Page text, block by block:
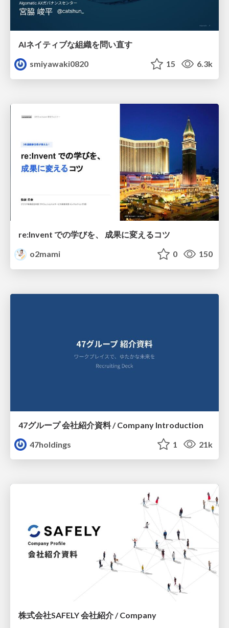
AIネイティブな組織を問い直す
smiyawaki0820
15 6.3k
re:Invent での学びを、 成果に変えるコツ
o2mami
0 150
47グループ 会社紹介資料 / Company Introduction
47holdings
1 21k
株式会社SAFELY 会社紹介 / Company